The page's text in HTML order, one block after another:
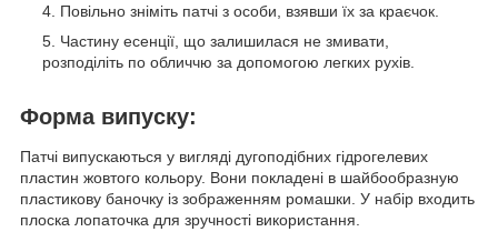
Повільно зніміть патчі з особи, взявши їх за краєчок.
Частину есенції, що залишилася не змивати,
розподіліть по обличчю за допомогою легких рухів.
Форма випуску:
Патчі випускаються у вигляді дугоподібних гідрогелевих
пластин жовтого кольору. Вони покладені в шайбообразную
пластикову баночку із зображенням ромашки. У набір входить
плоска лопаточка для зручності використання.